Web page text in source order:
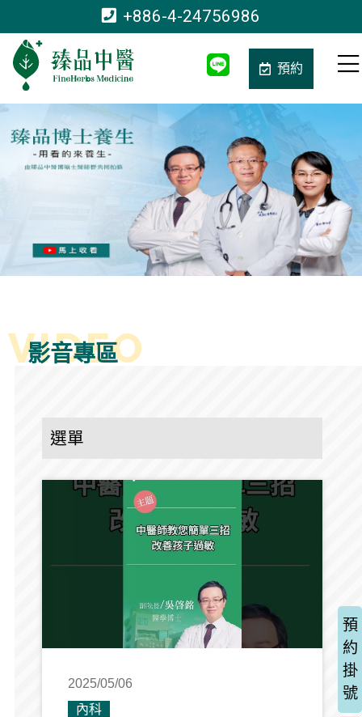
+886-4-24756986
預約
預
約
掛
號
影音專區
選單
2025/05/06
內科